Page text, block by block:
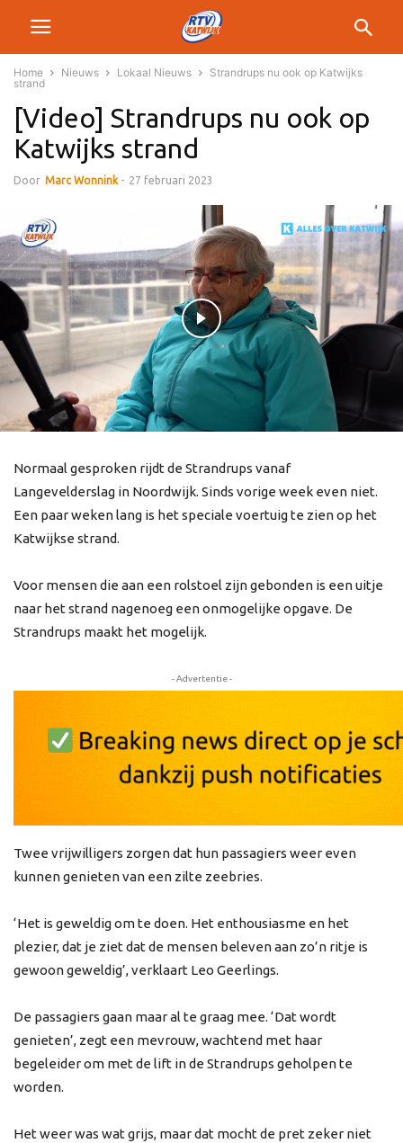
Home Nieuws Lokaal Nieuws
Strandrups nu ook op Katwijks
strand
[Video] Strandrups nu ook op
Katwijks strand
Door Marc Wonnink - 27 februari 2023
Normaal gesproken rijdt de Strandrups vanaf
Langevelderslag in Noordwijk. Sinds vorige week even niet.
Een paar weken lang is het speciale voertuig te zien op het
Katwijkse strand.
Voor mensen die aan een rolstoel zijn gebonden is een uitje
naar het strand nagenoeg een onmogelijke opgave. De
Strandrups maakt het mogelijk.
- Advertentie -
Twee vrijwilligers zorgen dat hun passagiers weer even
kunnen genieten van een zilte zeebries.
‘Het is geweldig om te doen. Het enthousiasme en het
plezier, dat je ziet dat de mensen beleven aan zo’n ritje is
gewoon geweldig’, verklaart Leo Geerlings.
De passagiers gaan maar al te graag mee. ‘Dat wordt
genieten’, zegt een mevrouw, wachtend met haar
begeleider om met de lift in de Strandrups geholpen te
worden.
Het weer was wat grijs, maar dat mocht de pret zeker niet